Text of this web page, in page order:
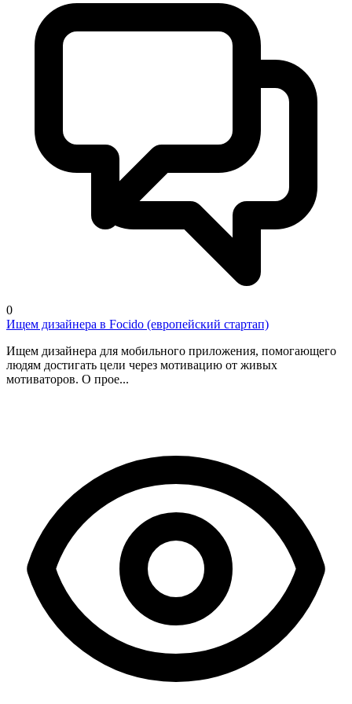
0
Ищем дизайнера в Focido (европейский стартап)
Ищем дизайнера для мобильного приложения, помогающего
людям достигать цели через мотивацию от живых
мотиваторов. О прое...